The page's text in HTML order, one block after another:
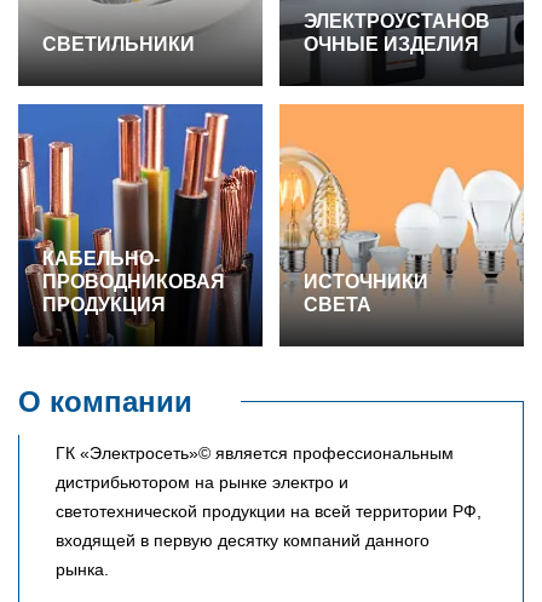
СВЕТИЛЬНИКИ
ЭЛЕКТРОУСТАНОВ
ОЧНЫЕ ИЗДЕЛИЯ
КАБЕЛЬНО-
ПРОВОДНИКОВАЯ
ПРОДУКЦИЯ
ИСТОЧНИКИ
СВЕТА
О компании
ГК «Электросеть»© является профессиональным
дистрибьютором на рынке электро и
светотехнической продукции на всей территории РФ,
входящей в первую десятку компаний данного
рынка.